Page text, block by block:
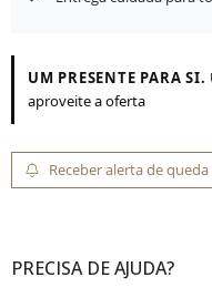
UM PRESENTE PARA SI.
aproveite a oferta
Receber alerta de
PRECISA DE AJUDA?